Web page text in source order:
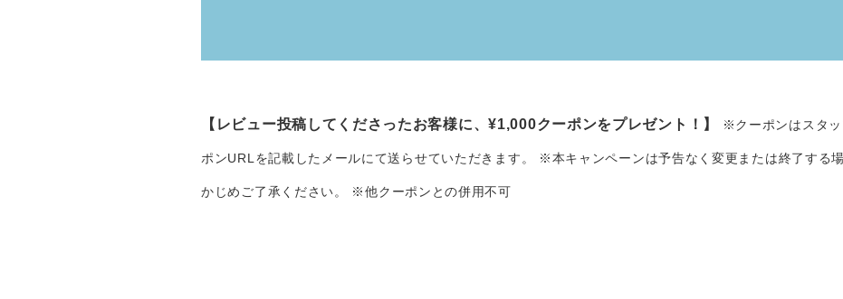
【レビュー投稿してくださったお客様に、¥1,000クーポンをプレゼント！】 ※クーポンはスタ
ポンURLを記載したメールにて送らせていただきます。 ※本キャンペーンは予告なく変更または終了する
かじめご了承ください。 ※他クーポンとの併用不可